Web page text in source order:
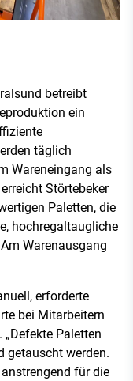
betreibt
ein
täglich
Wareneingang als
Störtebeker
Paletten, die
hochregaltaugliche
Warenausgang
erforderte
bei Mitarbeitern
Paletten
getauscht werden.
für die